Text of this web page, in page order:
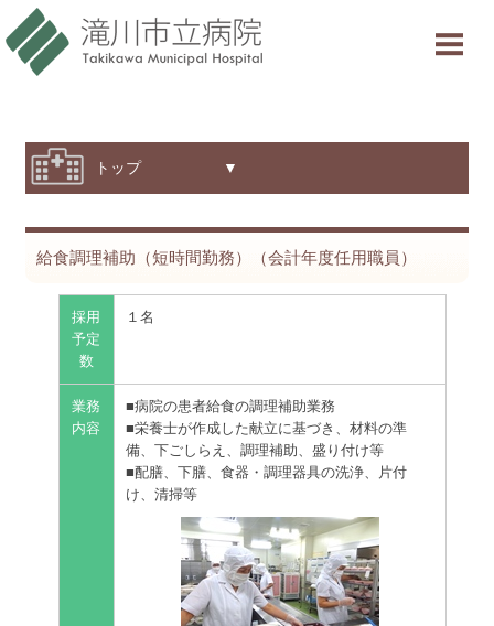
当院について
診療科・部門紹介
採用情報
交通アクセス
診療受付時間
トップ ▼
給食調理補助（短時間勤務）（会計年度任用職員）
採用
予定
数
１名
業務
内容
■病院の患者給食の調理補助業務
■栄養士が作成した献立に基づき、材料の準
備、下ごしらえ、調理補助、盛り付け等
■配膳、下膳、食器・調理器具の洗浄、片付
け、清掃等